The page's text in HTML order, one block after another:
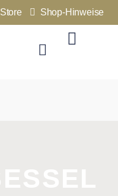
Store Shop-Hinweise